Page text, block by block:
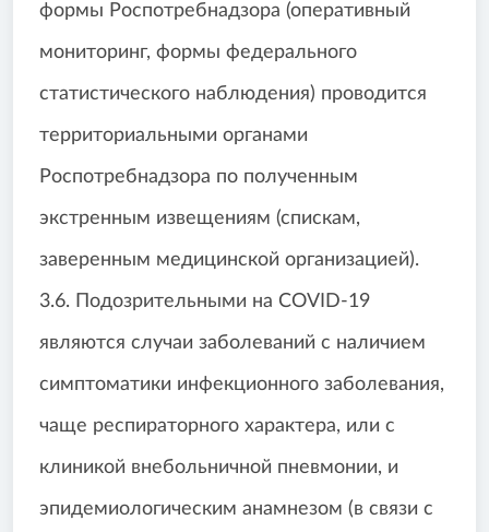
формы Роспотребнадзора (оперативный
мониторинг, формы федерального
статистического наблюдения) проводится
территориальными органами
Роспотребнадзора по полученным
экстренным извещениям (спискам,
заверенным медицинской организацией).
3.6. Подозрительными на COVID-19
являются случаи заболеваний с наличием
симптоматики инфекционного заболевания,
чаще респираторного характера, или с
клиникой внебольничной пневмонии, и
эпидемиологическим анамнезом (в связи с